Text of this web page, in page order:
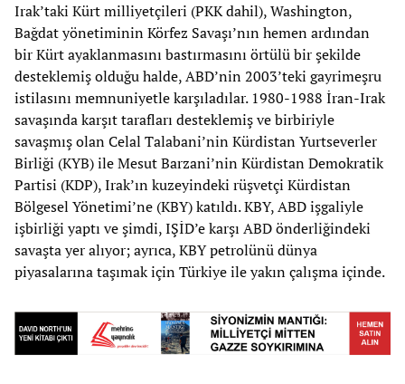
Irak’taki Kürt milliyetçileri (PKK dahil), Washington,
Bağdat yönetiminin Körfez Savaşı’nın hemen ardından
bir Kürt ayaklanmasını bastırmasını örtülü bir şekilde
desteklemiş olduğu halde, ABD’nin 2003’teki gayrimeşru
istilasını memnuniyetle karşıladılar. 1980-1988 İran-Irak
savaşında karşıt tarafları desteklemiş ve birbiriyle
savaşmış olan Celal Talabani’nin Kürdistan Yurtseverler
Birliği (KYB) ile Mesut Barzani’nin Kürdistan Demokratik
Partisi (KDP), Irak’ın kuzeyindeki rüşvetçi Kürdistan
Bölgesel Yönetimi’ne (KBY) katıldı. KBY, ABD işgaliyle
işbirliği yaptı ve şimdi, IŞİD’e karşı ABD önderliğindeki
savaşta yer alıyor; ayrıca, KBY petrolünü dünya
piyasalarına taşımak için Türkiye ile yakın çalışma içinde.